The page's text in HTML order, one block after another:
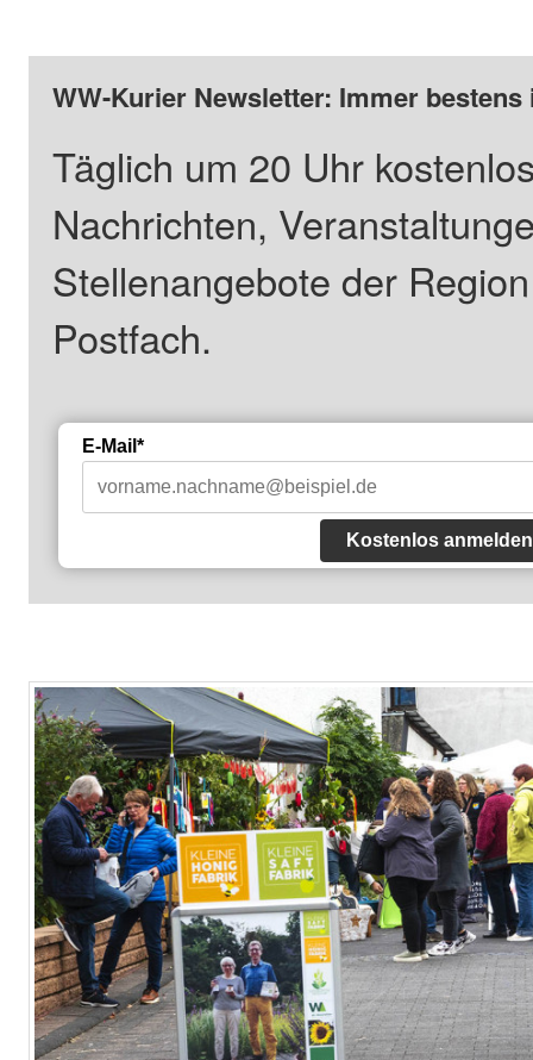
WW-Kurier Newsletter: Immer
Täglich um 20 Uhr
Nachrichten,
Stellenangebote der
Postfach.
E-Mail*
Kostenlos anmelden